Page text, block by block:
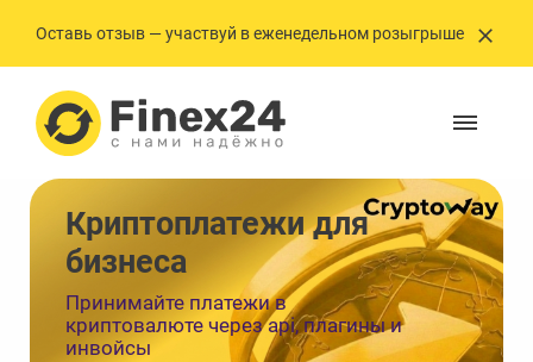
Оставь отзыв — участвуй в еженедельном розыгрыше
Криптоплатежи ㅤㅤㅤㅤㅤㅤдля
бизнеса
Принимайте платежи в
криптовалюте через api, плагины и
инвойсы